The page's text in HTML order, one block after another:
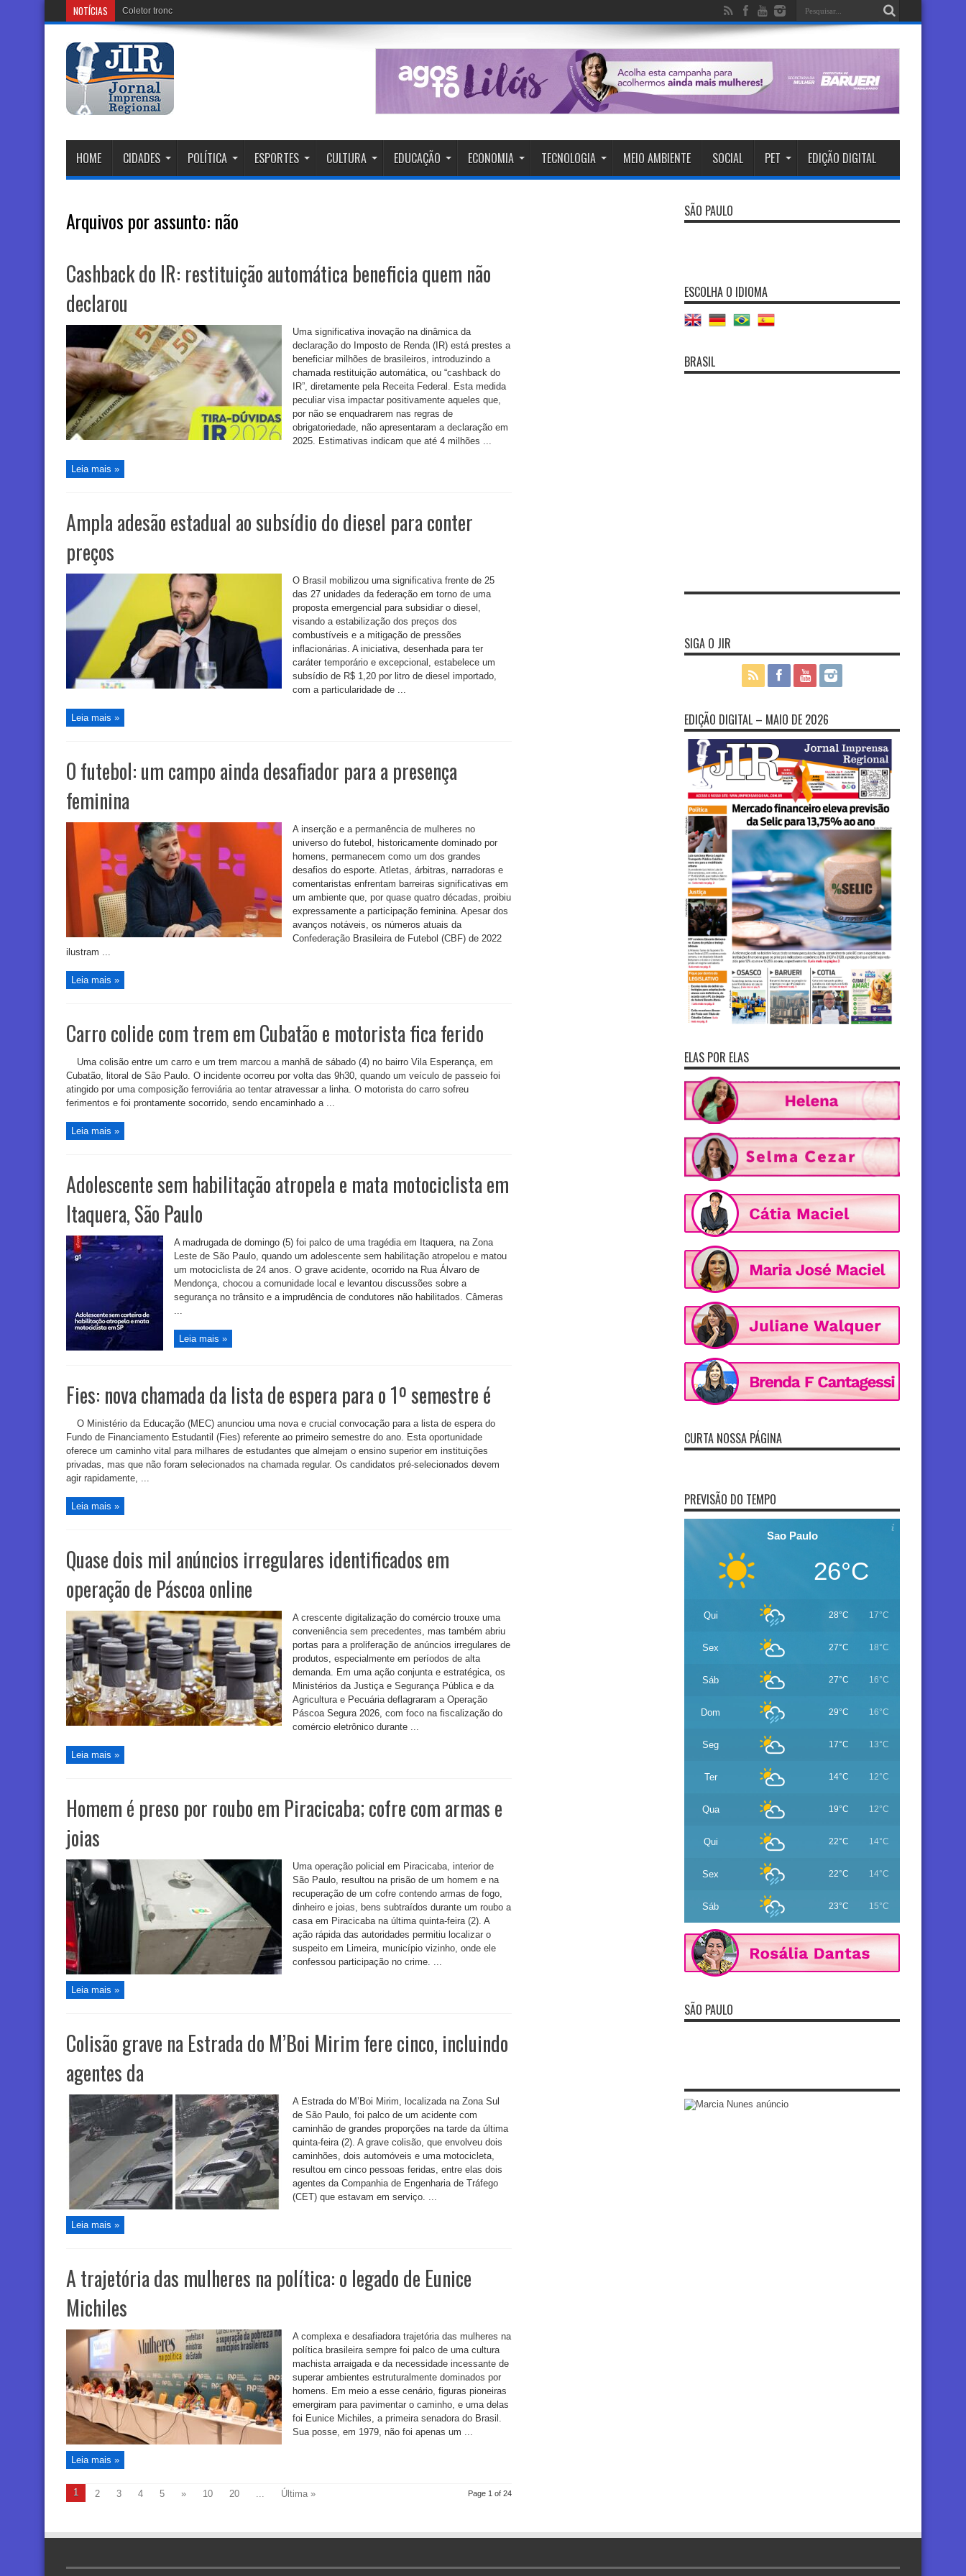
NOTÍCIAS Coletor tronco que está sendo instalado no bairro
HOME CIDADES POLÍTICA ESPORTES CULTURA EDUCAÇÃO ECONOMIA TECNOLOGIA MEIO AMBIENTE SOCIAL PET EDIÇÃO DIGITAL
Arquivos por assunto: não
Cashback do IR: restituição automática beneficia quem não
declarou
Uma significativa inovação na dinâmica da
declaração do Imposto de Renda (IR) está prestes a
beneficiar milhões de brasileiros, introduzindo a
chamada restituição automática, ou “cashback do
IR”, diretamente pela Receita Federal. Esta medida
peculiar visa impactar positivamente aqueles que,
por não se enquadrarem nas regras de
obrigatoriedade, não apresentaram a declaração em
2025. Estimativas indicam que até 4 milhões ...
Leia mais »
Ampla adesão estadual ao subsídio do diesel para conter
preços
O Brasil mobilizou uma significativa frente de 25
das 27 unidades da federação em torno de uma
proposta emergencial para subsidiar o diesel,
visando a estabilização dos preços dos
combustíveis e a mitigação de pressões
inflacionárias. A iniciativa, desenhada para ter
caráter temporário e excepcional, estabelece um
subsídio de R$ 1,20 por litro de diesel importado,
com a particularidade de ...
Leia mais »
O futebol: um campo ainda desafiador para a presença
feminina
A inserção e a permanência de mulheres no
universo do futebol, historicamente dominado por
homens, permanecem como um dos grandes
desafios do esporte. Atletas, árbitras, narradoras e
comentaristas enfrentam barreiras significativas em
um ambiente que, por quase quatro décadas, proibiu
expressamente a participação feminina. Apesar dos
avanços notáveis, os números atuais da
Confederação Brasileira de Futebol (CBF) de 2022
ilustram ...
Leia mais »
Carro colide com trem em Cubatão e motorista fica ferido
Uma colisão entre um carro e um trem marcou a manhã de sábado (4) no bairro Vila Esperança, em
Cubatão, litoral de São Paulo. O incidente ocorreu por volta das 9h30, quando um veículo de passeio foi
atingido por uma composição ferroviária ao tentar atravessar a linha. O motorista do carro sofreu
ferimentos e foi prontamente socorrido, sendo encaminhado a ...
Leia mais »
Adolescente sem habilitação atropela e mata motociclista em
Itaquera, São Paulo
A madrugada de domingo (5) foi palco de uma tragédia em Itaquera, na Zona
Leste de São Paulo, quando um adolescente sem habilitação atropelou e matou
um motociclista de 24 anos. O grave acidente, ocorrido na Rua Álvaro de
Mendonça, chocou a comunidade local e levantou discussões sobre a
segurança no trânsito e a imprudência de condutores não habilitados. Câmeras
...
Leia mais »
Fies: nova chamada da lista de espera para o 1º semestre é
O Ministério da Educação (MEC) anunciou uma nova e crucial convocação para a lista de espera do
Fundo de Financiamento Estudantil (Fies) referente ao primeiro semestre do ano. Esta oportunidade
oferece um caminho vital para milhares de estudantes que almejam o ensino superior em instituições
privadas, mas que não foram selecionados na chamada regular. Os candidatos pré-selecionados devem
agir rapidamente, ...
Leia mais »
Quase dois mil anúncios irregulares identificados em
operação de Páscoa online
A crescente digitalização do comércio trouxe uma
conveniência sem precedentes, mas também abriu
portas para a proliferação de anúncios irregulares de
produtos, especialmente em períodos de alta
demanda. Em uma ação conjunta e estratégica, os
Ministérios da Justiça e Segurança Pública e da
Agricultura e Pecuária deflagraram a Operação
Páscoa Segura 2026, com foco na fiscalização do
comércio eletrônico durante ...
Leia mais »
Homem é preso por roubo em Piracicaba; cofre com armas e
joias
Uma operação policial em Piracicaba, interior de
São Paulo, resultou na prisão de um homem e na
recuperação de um cofre contendo armas de fogo,
dinheiro e joias, bens subtraídos durante um roubo a
casa em Piracicaba na última quinta-feira (2). A
ação rápida das autoridades permitiu localizar o
suspeito em Limeira, município vizinho, onde ele
confessou participação no crime. ...
Leia mais »
Colisão grave na Estrada do M’Boi Mirim fere cinco, incluindo
agentes da
A Estrada do M’Boi Mirim, localizada na Zona Sul
de São Paulo, foi palco de um acidente com
caminhão de grandes proporções na tarde da última
quinta-feira (2). A grave colisão, que envolveu dois
caminhões, dois automóveis e uma motocicleta,
resultou em cinco pessoas feridas, entre elas dois
agentes da Companhia de Engenharia de Tráfego
(CET) que estavam em serviço. ...
Leia mais »
A trajetória das mulheres na política: o legado de Eunice
Michiles
A complexa e desafiadora trajetória das mulheres na
política brasileira sempre foi palco de uma cultura
machista arraigada e da necessidade incessante de
superar ambientes estruturalmente dominados por
homens. Em meio a esse cenário, figuras pioneiras
emergiram para pavimentar o caminho, e uma delas
foi Eunice Michiles, a primeira senadora do Brasil.
Sua posse, em 1979, não foi apenas um ...
Leia mais »
Page 1 of 24
1 2 3 4 5 » 10 20 ... Última »
SÃO PAULO
ESCOLHA O IDIOMA
BRASIL
SIGA O JIR
EDIÇÃO DIGITAL – MAIO DE 2026
ELAS POR ELAS
CURTA NOSSA PÁGINA
PREVISÃO DO TEMPO
Sao Paulo
26°C
Qui 28°C 17°C
Sex 27°C 18°C
Sáb 27°C 16°C
Dom 29°C 16°C
Seg 17°C 13°C
Ter 14°C 12°C
Qua 19°C 12°C
Qui 22°C 14°C
Sex 22°C 14°C
Sáb 23°C 15°C
SÃO PAULO